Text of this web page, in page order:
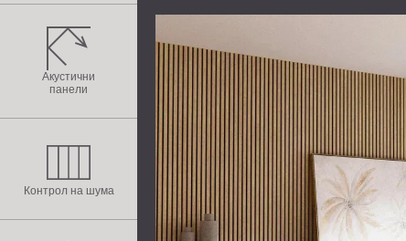
Акустични
панели
Контрол на шума